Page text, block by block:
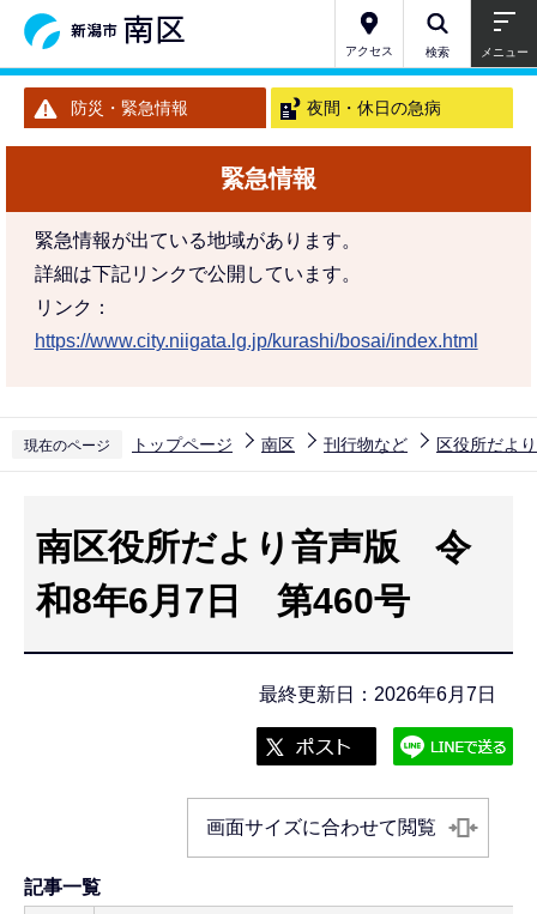
ジ
先
アクセス 検索 メニュー
防災・緊急情報 夜間・休日の急病
緊急情報
緊急情報が出ている地域があります。
詳細は下記リンクで公開しています。
リンク：
https://www.city.niigata.lg.jp/kurashi/bosai/index.html
現在のページ トップページ 南区 刊行物など 区役所だよ
南区役所だより音声版 令
和8年6月7日 第460号
最終更新日：2026年6月7日
画面サイズに合わせて閲覧
記事一覧